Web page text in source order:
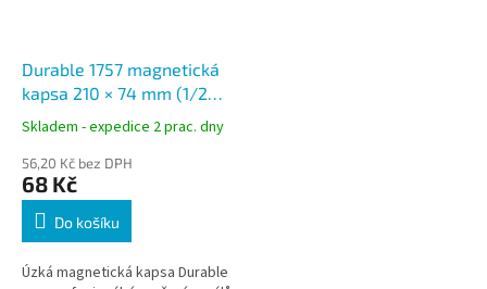
Durable 1757 magnetická
kapsa 210 × 74 mm (1/2
A5), 2 magnety, modrá
Skladem - expedice 2 prac. dny
56,20 Kč bez DPH
68 Kč
Do košíku
Úzká magnetická kapsa Durable